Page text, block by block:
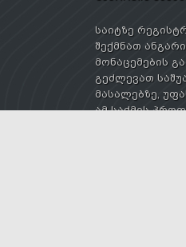
საიტზე
შექმნათ
მონაცემების
გეძლევათ
მასალებზე,
ამ საქმის